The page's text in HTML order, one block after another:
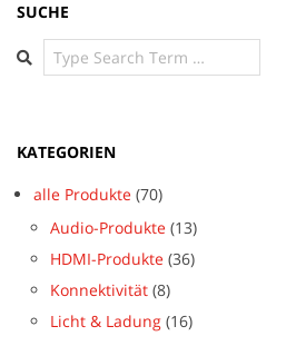
SUCHE
Search
KATEGORIEN
alle Produkte (70)
Audio-Produkte (13)
HDMI-Produkte (36)
Konnektivität (8)
Licht & Ladung (16)